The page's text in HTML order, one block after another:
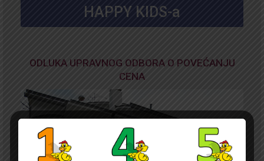
HAPPY KIDS-a
ODLUKA UPRAVNOG ODBORA O POVEĆANJU
CENA